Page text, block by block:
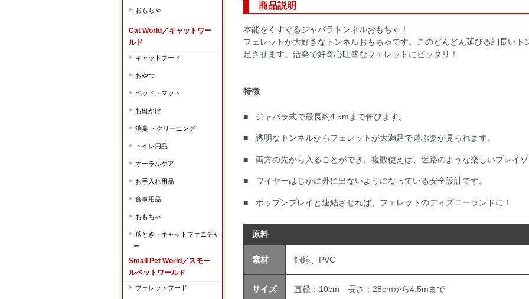
商品説明
本能をくすぐるジャバラトンネルおもちゃ！
フェレットが大好きなトンネルおもちゃです。このどんどん延びる細長い
足させます。活発で好奇心旺盛なフェレットにピッタリ！
特徴
ジャバラ式で最長約4.5mまで伸びます。
透明なトンネルからフェレットが大満足で遊ぶ姿が見られます。
両方の先から入ることができ、複数使えば、迷路のような楽しいプレイ
ワイヤーはじかに外に出ないようになっている安全設計です。
ポップンプレイと連結させれば、フェレットのディズニーランドに！
原料
素材 銅線、PVC
サイズ 直径：10cm 長さ：28cmから4.5mまで
▶︎ おもちゃ
Cat World／キャットワー
ルド
▶︎ キャットフード
▶︎ おやつ
▶︎ ベッド・マット
▶︎ お出かけ
▶︎ 消臭 ・クリーニング
▶︎ トイレ用品
▶︎ オーラルケア
▶︎ お手入れ用品
▶︎ 食事用品
▶︎ おもちゃ
▶︎
爪とぎ・キャットファニチャ
ー
Small Pet World／スモー
ルペットワールド
▶︎ フェレットフード